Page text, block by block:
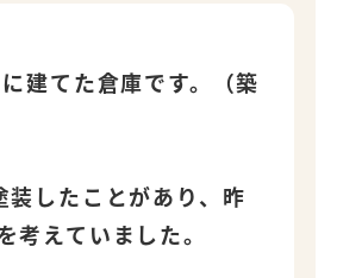
建てた倉庫です。（築
装したことがあり、昨
考えていました。